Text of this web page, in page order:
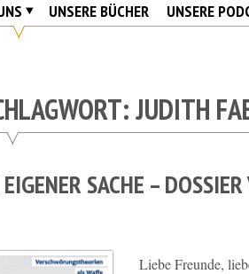
UNSERE BÜCHER UNSERE
JUDITH
SACHE –
Liebe Freunde,